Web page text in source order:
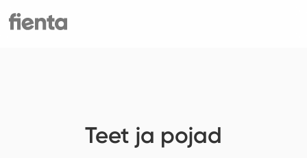
Teet ja pojad